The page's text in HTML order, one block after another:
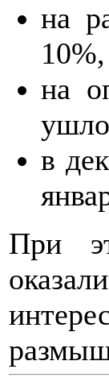
на
на
в
При